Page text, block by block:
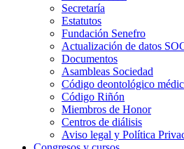
Secretaría
Estatutos
Fundación Senefro
Actualización de datos
Documentos
Asambleas Sociedad
Código deontológico
Código Riñón
Miembros de Honor
Centros de diálisis
Aviso legal y Política